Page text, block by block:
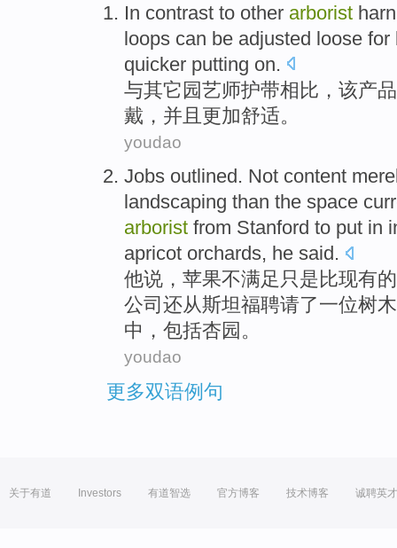
In contrast to other arborist
loops can be adjusted loose for
quicker putting on.
与其它 园艺师护带相比， 该产品
戴，并且 更加舒适。
youdao
Jobs outlined. Not content
landscaping than the space
arborist from Stanford to put in
apricot orchards, he said .
他说 ， 苹果不满足 只是 比现有的
公司还从斯坦福聘请了一位树木
中 ，包括杏园 。
youdao
更多双语例句
关于有道 Investors 有道智选 官方博客 技术博客 诚聘英才